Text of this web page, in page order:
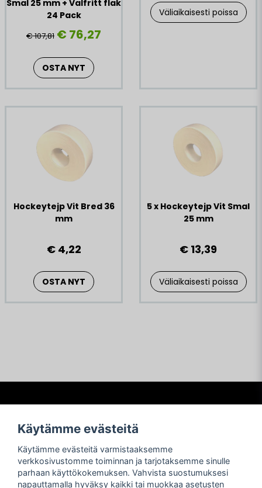
Smal 25 mm + Valfritt flak
24 Pack
€ 107,81 € 76,27
OSTA NYT
Väliaikaisesti poissa
Hockeytejp Vit Bred 36
mm
€ 4,22
OSTA NYT
5 x Hockeytejp Vit Smal
25 mm
€ 13,39
Väliaikaisesti poissa
Frågor och svar
Köpvillkor
Betalning
Frakter
Retur och reklamationer
Käytämme evästeitä
Käytämme evästeitä varmistaaksemme
verkkosivustomme toiminnan ja tarjotaksemme sinulle
parhaan käyttökokemuksen. Vahvista suostumuksesi
napauttamalla hyväksy kaikki tai muokkaa asetusten